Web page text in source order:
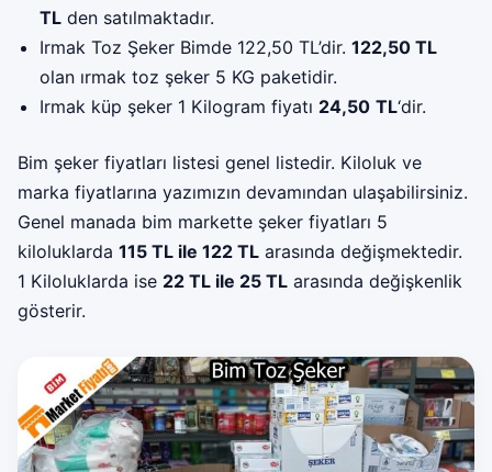
TL den satılmaktadır.
Irmak Toz Şeker Bimde 122,50 TL’dir. 122,50 TL
olan ırmak toz şeker 5 KG paketidir.
Irmak küp şeker 1 Kilogram fiyatı 24,50 TL‘dir.
Bim şeker fiyatları listesi genel listedir. Kiloluk ve
marka fiyatlarına yazımızın devamından ulaşabilirsiniz.
Genel manada bim markette şeker fiyatları 5
kiloluklarda 115 TL ile 122 TL arasında değişmektedir.
1 Kiloluklarda ise 22 TL ile 25 TL arasında değişkenlik
gösterir.